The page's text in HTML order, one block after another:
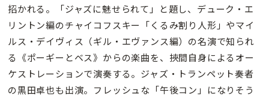
招かれる。「ジャズに魅せられて」と題し、デューク・エ
リントン編のチャイコフスキー「くるみ割り人形」やマイ
ルス・デイヴィス（ギル・エヴァンス編）の名演で知られ
る《ポーギーとベス》からの楽曲を、挾間自身によるオー
ケストレーションで演奏する。ジャズ・トランペット奏者
の黒田卓也も出演。フレッシュな「午後コン」になりそう